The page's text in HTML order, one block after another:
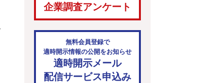
企業調査アンケート
無料会員登録で
適時開示情報の公開をお知らせ
適時開示メール
配信サービス申込み